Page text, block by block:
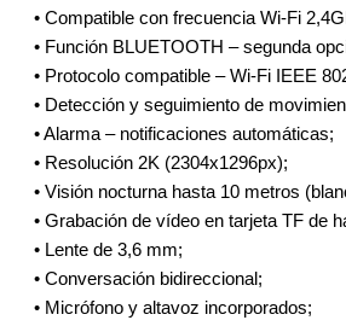
• Compatible con frecuencia Wi-Fi
• Función BLUETOOTH – segunda
• Protocolo compatible – Wi-Fi IEEE
• Detección y seguimiento de
• Alarma – notificaciones automáticas;
• Resolución 2K (2304x1296px);
• Visión nocturna hasta 10 metros
• Grabación de vídeo en tarjeta ТF de
• Lente de 3,6 mm;
• Conversación bidireccional;
• Micrófono y altavoz incorporados;